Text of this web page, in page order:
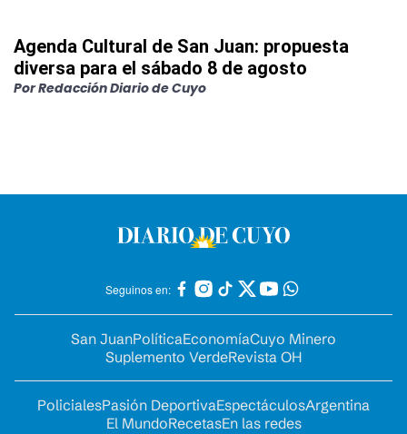
Agenda Cultural de San Juan: propuesta
diversa para el sábado 8 de agosto
PorRedacción Diario de Cuyo
Seguinos en:
San JuanPolíticaEconomíaCuyo Minero
Suplemento VerdeRevista OH
PolicialesPasión DeportivaEspectáculosArgentina
El MundoRecetasEn las redes